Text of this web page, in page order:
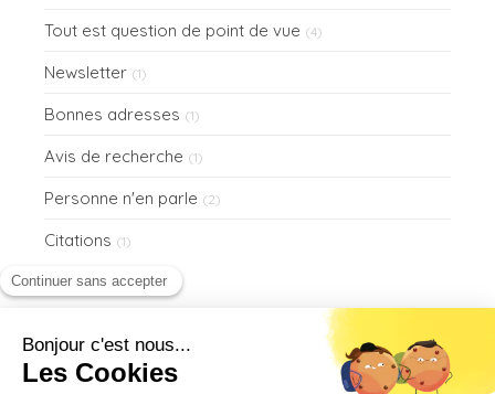
Tout est question de point de vue (4)
Newsletter (1)
Bonnes adresses (1)
Avis de recherche (1)
Personne n'en parle (2)
Citations (1)